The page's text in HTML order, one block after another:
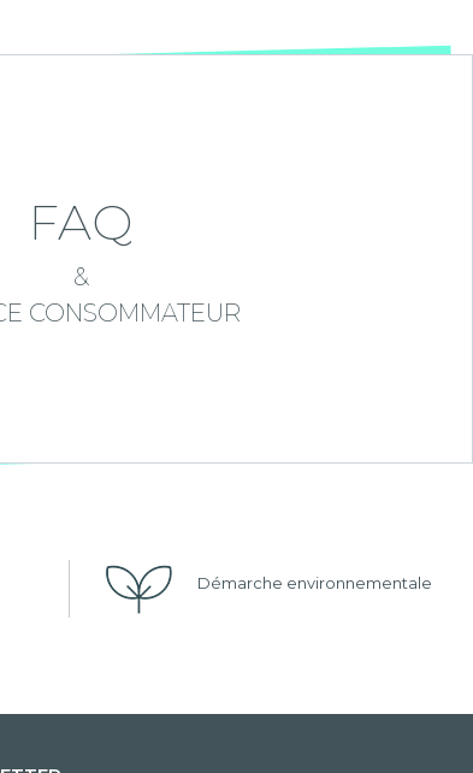
FAQ
&
CONSOMMATEUR
Démarche environnementale